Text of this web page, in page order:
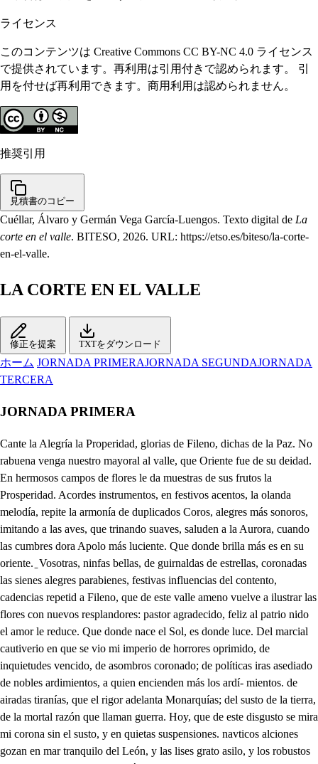
ライセンス
このコンテンツは Creative Commons CC BY-NC 4.0 ライセンス
で提供されています。再利用は引用付きで認められます。 引
用を付せば再利用できます。商用利用は認められません。
推奨引用
見積書のコピー
Cuéllar, Álvaro y Germán Vega García-Luengos. Texto digital de La
corte en el valle. BITESO, 2026. URL: https://etso.es/biteso/la-corte-
en-el-valle.
LA CORTE EN EL VALLE
修正を提案 TXTをダウンロード
ホーム JORNADA PRIMERAJORNADA SEGUNDAJORNADA
TERCERA
JORNADA PRIMERA
Cante la Alegría la Properidad, glorias de Fileno, dichas de la Paz. No rabuena venga nuestro mayoral al valle, que Oriente fue de su deidad. En hermosos campos de flores le da muestras de sus frutos la Prosperidad. Acordes instrumentos, en festivos acentos, la olanda melodía, repite la armonía de duplicados Coros, alegres más sonoros, imitando a las aves, que trinando suaves, saluden a la Aurora, cuando las cumbres dora Apolo más luciente. Que donde brilla más es en su oriente. ̱ Vosotras, ninfas bellas, de guirnaldas de estrellas, coronadas las sienes alegres parabienes, festivas influencias del contento, cadencias repetid a Fileno, que de este valle ameno vuelve a ilustrar las flores con nuevos resplandores: pastor agradecido, feliz al patrio nido el amor le reduce. Que donde nace el Sol, es donde luce. Del marcial cautiverio en que se vio mi imperio de horrores oprimido, de inquietudes vencido, de asombros coronado; de políticas iras asediado de nobles ardimientos, a quien encienden más los ardí- mientos. de airadas tiranías, que el rigor adelanta Monarquías; del susto de la tierra, de la mortal razón que llaman guerra. Hoy, que de este disgusto se mira mi corona sin el susto, y en quietas suspensiones. navticos alciones gozan en mar tranquilo del León, y las lises grato asilo, y los robustos muros de verse sin defensa más seguros, ya de Velona, y Marte la escuela más perdida con el arte, que sus caducas glorias. de muertes se componen las victorias. Abrale sus trofeos. esta antorcha, que enciende mis deseos, y su ligera llama corone de esplendores a mi fama: no le deje instrumento, que boraz le perdone su ardí- miento: airado le consuma; cuanto incluye sangriento, cuan- to suma el Dios de las batallas, que el logro de perdeerlas es ganarlas. De este ramo reciba parabienes la tierra, pues la oliva feliz anuncio ha sido de la gustosa paz que ha conseguido, que mi amorse la ofrece, por ver que ya Fileno la enriquece, dejando sesegados, los campos alterados del Pastor de los lirios, que del cielo a florecer bajaron en el suelo Católicos pendones. Gerusalén os llama a más blasones, no apure el Cristianismo los sagrados caudales del Bau- tismo: no eclipséis más sus luces, vatallando las Cruces con las Cruces: triunfad del Otomano, rescatad el tesoro soberano de aquel, que por más suerte nos quiso dar la vida con su muerte a esta guerra; o sin boca la Paz; que aunque me toca, solo el común sosiego el Católico fuego; cebado en la heregia, dilata de la Paz. la Monarquía en tropas sonorosas, tejiedo ramos, y esparciendo rosas, Celebre el Alegría del Valle el mejor día, Prosperidadlamante, las glorias de Fileno alegre cante numerosas cadencias, repitán diferencias: llegad, salid al triunfo, que dichoso Fileno le engrandece más glorio. so. Llegad, salid, veréis como gallardo. le acompaña Lisardo, cuyo noble desvelo engendra los aciertos de su celo del Cetro, o del cayado, descanso más seguro es su cuidado, que a la Real fatiga el mérito de afanes solo obliga. dígalo su rebaño, esento de las fieras sin engaño, repita agradecido. Que el eco de la Paz es el valido: llegad, salid festivas de laureles, y olivas, coronadas las sienes. a darle parabienes. al Mayoral del Valle; porque mi voz con vuestro acento calle Que a Fileno le llore ausente Madrid, como el Valle le via, que se me da a mí: como el Valle le via, que se me da a mí. Que amante su bella esposa. sepa su ausencia sentir; pues de pasiones del alma no se libra un Serafin: que qué se me da, conmo presto le mire, que se me da a mí. Que Prospérito dichoso, muy discreto allá entre sí llore el ausencia del padre con su modo de reír; que que se me da, pues lo balla, y lo ríe, que se me da a mí. . Que la bella cagaleja por el Retiro feliz vaya a pedir en Atocha lo que ella sabe pedir; que que so me da, si con gracia lo alcanza, que se me da a mí Que Mariana Teresa, mar de hermosura feliz, por la cuaresma les dé a sus padres un delfín; que sermelda, aunque coman de carne, que se me da a mí. Zagales, vuestra alegría bien descubre en el festejo el fino amor, que en el Valle- ilustra los nobles pechos. En mi atención su fineza se sabe labrar los premios, que era culpa de la fe, no estar al cariño atento. Porque logréis de la Paz los frutos con más sosiego, do mi cabaña apacible dejé mi dorado techo, el cuidado de Lisardo. anticipó los aciertos, al mayoral de los lirios fue a buscar en sus linderos, la despura de los prados ajustó, de cuyo acuerdo de tantas sangrientas lides las quietudes sucedieron de las fértiles dehesas, en cuyos campos amenos solo se lograva el fruto de mortales escarmientos. Ya la flor, que del Aurora, copa olorosa el aliento del nacar le bebeen perlas los resplandores primeros, feliz se asegura el fruto, sin susto, de que el grosero pirata de su hermosura le robe el fragante aseo ya el labrador, que a la tierra la rompe el pesado pecho, dorando con rubios granos cuanto le descubre el rayo de las esperanzas verdes, a la posesión atento le sabrá pagar el Julio cuanto le prestó al Enero, sin que le asusten los robos, ni los ganados sangrientos le disipen de sus mieses, ni las aristas, que el cierzo, porque las mece en espigas, se dejan llevar del viento. Ya la vida será vida, aunque a los nobles alientos de ilustre furor llevados sus heredados esfuerzos, bizarros no les asusta de la muerte el triste ceño, porque la gloria del triunfo hace sus horrores vellos; solo a gran costa se adquieren soberanos privilegios, que a no ser los muertos más, fueran los blasones menos: ya nuestras mansas ovejas de esmeraldas que pacieron, darán en dulce tribu líquida plata sus pechos, esquilmarán el bellón para tejidos aleos al Mayo de blancos copos, nevado adorno del tiempo, en opulencias Otubre el licor más alagueño de ruda planta exprimido, mejorado con el tiempo, llenará sediento a Vaco los artificiosos senos. La quieta unión de los campos confirmamos, y hoy, Liseno, a quien más que por la Paz, la razón del parentesco obligó, a que yo le diese a nuestra sangre, atendiendo a Tirle, mi amada hija, por no haber en todo el Reino cagal, que más la merezca, ni esposa, que a sus afectos dé nobleza, y hermosura íguale en merecimientos, que no perturba la guerra, ni se opone a lo sangriento a la política amante de soberanos pretejtos. Las razones de las iras se quedan en el denuedo, los rencores no derogan los amantes fundamentos, los fueros de las vatallas no quitan de amor los fueros, que la discordia no triunfa jamás del merecimiento, y el odió común del campo no aparra al amor del pecho. Volved, mirad las riberas, que en hermosos lucimientos sus márgenes, coronadas se miran en el espejo de aquel cristal, que retrata competencias de los Reinos en herinosas confusiones los adornos compitiendo. Mirad de montes de pluma varajados elementos, el aire ocupa la tierra, la tierra en el agua vemos, y en los ojos del cariño el aire, el agua, y el fuego en lucidas confusiones. de los costosos alientos, tropas, que a la Primavera más colores añadieron, las repartidas familias de finezas se vistieron; gala, que el tiempo eterniza en la sangre de sus dueños, la fatiga del cayado, el grave prolijo peso descansa de los afanes. en las lealtades del Reino. Que bien sería aquel, que logra a costa de mucho empeño de lo vistoso el aplauso, que se labra el lucimiento: el que atesora, que adquieres más, que enriquecer deseos, labrándose en la ambición castigos de su heredero, disculpado el que no puede queda en el conocimiento, pues luce tanto en el noble, como la gala el afecto. Mirad de las alquerias. los repetidos festejos, que son de sus corazones sin artificio los fuegos. Mirad en diversos lazos . al son de los instrumentos, lazos que forma el amor, para quedarse más preso. Mirad el hermoso cerco. del Sol a pedazos hecho; sin que en extremos peligre; viendo al Sol hacer extremos. Mirad, gallardos layanes, de los partos que da el Duero en apacentadas iras, castigar lo que pacieron. Mirad diversas cuadrillas, . variando los alientos, diferenciarse a matices solamente los aciertos. Corred, triunfad, repetid, toros, cañas, danzas, fuegos, músicas, máscaras, motes, y en la confusión de afectos los ojos, y los oídos, reparando, y conociendo lo que se escucha; y se mira, ya en galas, y ya en conceptos, ni se dé el premio a la vista, ni a los oídos el premio; que en competencias amantes, que en recíprocos deseos, el que no venza ninguno; es el mayor lucimiento. ̱. Todos aplaudid festivos. las caricias de Fileno. A la dicha de la Paz, debe el Valle aqueste afecto. Dese el premio a los ojos, que han merecido por Fileno el aplauso de lo bien visto. Désele a los oídos por lo que oyen, que la vista no escucha . los corazones. Aunque nos condenase Cancilleria, la tenuta en los ojos . tendrán en vista. Por lo bien que le sueñan estos aplausos, el oído; la borla, lleva en los grados. Dejad, alegres cagales, tan amantes argumentos sonoras guien las tropas a la cabaña. . De nuevo la Prosperidad me llama a prevenir más festejos a mi mayoral. . Festivo te seguirá mi contento. Oh como enseñan amantes en los nobles ardimientos, que en el cariño del valle, será mi amor el primero. La Paz denorte os asiste, que en los amantes festejos, siendo la Paz quien alumbra se logran los lucimientos. Al arma, regocijos, a la batalla, afectos no malogre la dicha, lo que le debe al tiempo, que dichas, y afectos, finezas malogran, si no son el tiempo. Apacibles valles, erizados montes, Diana os invoca, diosa de los bosques. Los partos que ofrecen las grutas feroces, sean de Fileno escarmientos nobles. Sangrientas campañas, teñidas de horrores, teatros funestos de ilustres campeones. Coronado bruto, que veloz compones en la frente ruda, los años que corres. Marte, deesterrado del enojo noble ofendido os deja de ver, que os coronen de la Pazguirnaldas, que al laurel se oponen. La garza, que al aire las plumas descoge, el saere a sus plantas los vuelos le postre. Ya los ecos roncos del parche, y el bronce, gozarán del ocio